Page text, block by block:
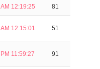
AM 12:19:25 81
AM 12:15:01 51
PM 11:59:27 91